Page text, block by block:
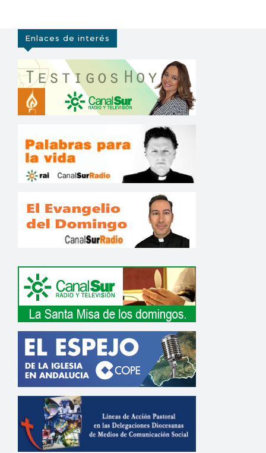
Enlaces de interés